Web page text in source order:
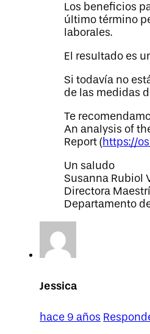
Los beneficios
último término
laborales.
El resultado es
Si todavía no
de las medidas
Te
An analysis of
Report (https://
Un saludo
Susanna Rubiol
Directora
Departamento
Jessica
hace 9 años